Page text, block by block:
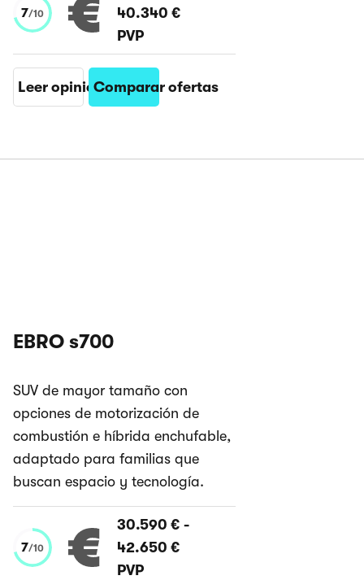
7/10
40.340 €
PVP
Leer opiniónComparar ofertas
EBRO s700
SUV de mayor tamaño con
opciones de motorización de
combustión e híbrida enchufable,
adaptado para familias que
buscan espacio y tecnología.
7/10
30.590 € -
42.650 €
PVP